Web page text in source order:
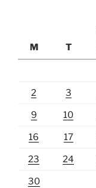
M
T
2 3
9 10
16 17
23 24
30